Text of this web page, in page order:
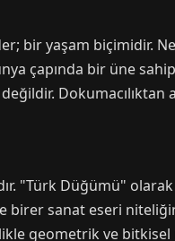
bir yaşam biçimidir.
çapında bir üne
"Türk Düğümü"
birer sanat eseri
geometrik ve